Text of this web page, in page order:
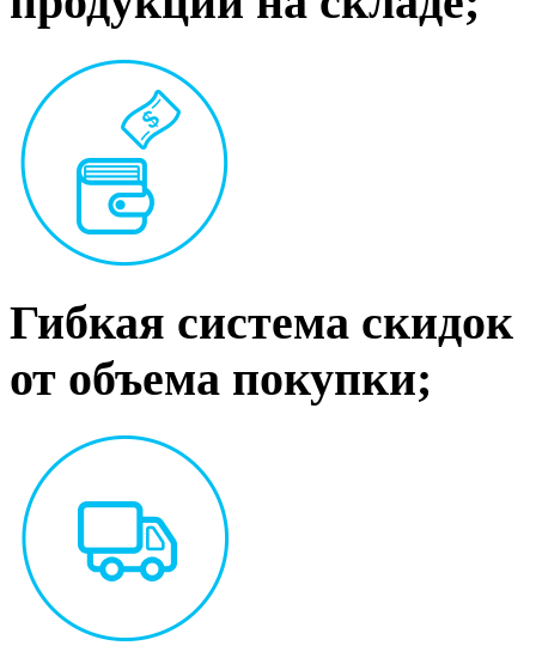
Гибкая система скидок
от объема покупки;